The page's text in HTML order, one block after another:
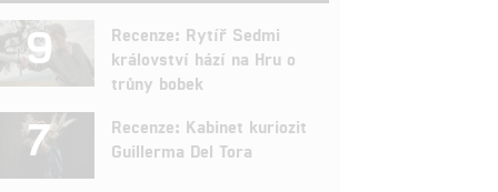
9
Recenze: Rytíř Sedmi
království hází na Hru o
trůny bobek
7
Recenze: Kabinet kuriozit
Guillerma Del Tora